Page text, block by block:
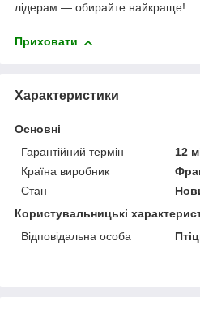
лідерам — обирайте найкраще!
Приховати
Характеристики
Основні
Гарантійний термін
12
Країна виробник
Стан
Користувальницькі
Відповідальна особа